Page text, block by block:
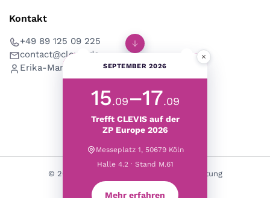
Kontakt
+49 89 125 09 225
contact@clevis.de
Erika-Mann-Str. 53, 80636 München
© 2026 CLEVIS | HR Digitalisierung & Beratung
×
SEPTEMBER 2026
15.09–17.09
Trefft CLEVIS auf der
ZP Europe 2026
Messeplatz 1, 50679 Köln
Halle 4.2 · Stand M.61
Mehr erfahren